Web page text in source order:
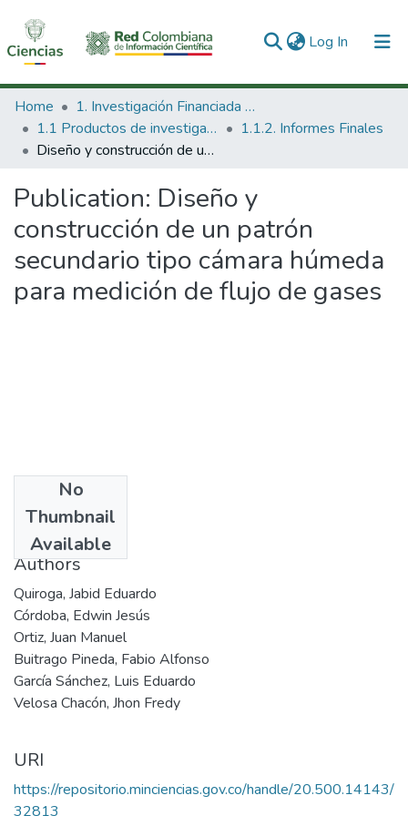
Log In (current)
Communities & Collections
All of DSpace
Home
1. Investigación Financiada con Recursos Públicos
1.1 Productos de investigación
1.1.2. Informes Finales
Diseño y construcción de un patrón secundario tipo cámara húmeda para medición de flujo de gases
Publication: Diseño y
construcción de un patrón
secundario tipo cámara húmeda
para medición de flujo de gases
No
Thumbnail
Available
204
Authors
Quiroga, Jabid Eduardo
Córdoba, Edwin Jesús
Ortiz, Juan Manuel
Buitrago Pineda, Fabio Alfonso
García Sánchez, Luis Eduardo
Velosa Chacón, Jhon Fredy
URI
https://repositorio.minciencias.gov.co/handle/20.500.14143/
32813